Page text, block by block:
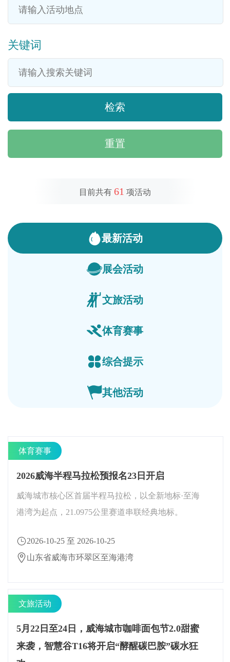
关键词
重置
目前共有 61 项活动
最新活动
展会活动
文旅活动
体育赛事
综合提示
其他活动
体育赛事
2026威海半程马拉松预报名23日开启
威海城市核心区首届半程马拉松，以全新地标·至海
港湾为起点，21.0975公里赛道串联经典地标。
2026-10-25 至 2026-10-25
山东省威海市环翠区至海港湾
文旅活动
5月22日至24日，威海城市咖啡面包节2.0甜蜜
来袭，智慧谷T16将开启“酵醒碳巴胺”碳水狂